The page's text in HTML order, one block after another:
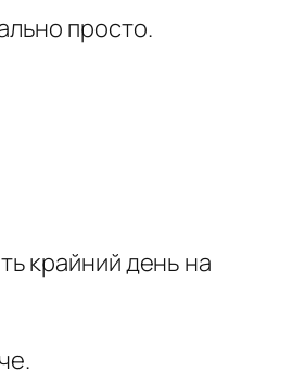
просто.
крайний день на